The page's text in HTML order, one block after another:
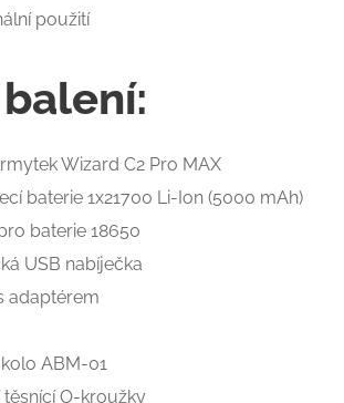
použití
Wizard C2 Pro MAX
baterie 1x21700 Li-Ion (5000 mAh)
baterie 18650
USB nabíječka
adaptérem
ABM-01
těsnící O-kroužky